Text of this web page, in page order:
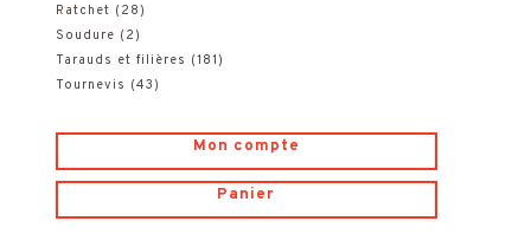
Ratchet (28)
Soudure (2)
Tarauds et filières (181)
Tournevis (43)
Mon compte
Panier